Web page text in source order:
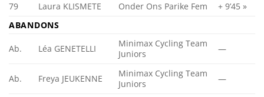
79 Laura KLISMETE Onder Ons Parike Fem
+ 9’45 »
ABANDONS
Ab. Léa GENETELLI
Minimax Cycling Team
Juniors
—
Ab. Freya JEUKENNE
Minimax Cycling Team
Juniors
—